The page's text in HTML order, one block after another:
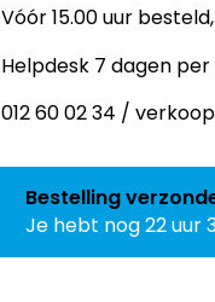
Vóór 15.00 uur
Helpdesk 7 dagen
012 60 02 34 /
Bestelling
Je hebt nog22 uur